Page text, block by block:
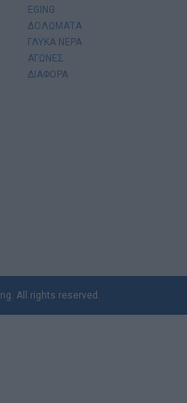
EGING
ΔΟΛΩΜΑΤΑ
ΓΛΥΚΑ ΝΕΡΑ
ΑΓΩΝΕΣ
ΔΙΑΦΟΡΑ
All rights reserved.